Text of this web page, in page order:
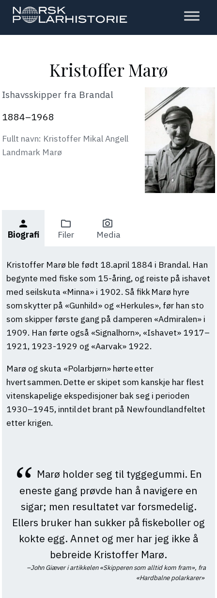
Hopp
hovedinnholdet
Polarhistorie
Kristoffer Marø
Ishavsskipper fra Brandal
1884–1968
Fullt navn: Kristoffer Mikal Angell
Landmark Marø
person
Biografi
folder
Filer
photo_camera
Media
Kristoffer Marø ble født 18.april 1884 i Brandal. Han
begynte med fiske som 15-åring, og reiste på ishavet
med seilskuta «Minna» i 1902. Så fikk Marø hyre
som skytter på «Gunhild» og «Herkules», før han sto
som skipper første gang på damperen «Admiralen» i
1909. Han førte også «Signalhorn», «Ishavet» 1917–
1921, 1923-1929 og «Aarvak» 1922.
Marø og skuta «Polarbjørn» hørte etter
hvert sammen. Dette er skipet som kanskje har flest
vitenskapelige ekspedisjoner bak seg i perioden
1930–1945, inntil det brant på Newfoundlandfeltet
etter krigen.
Marø holder seg til tyggegummi. En
eneste gang prøvde han å navigere en
sigar; men resultatet var forsmedelig.
Ellers bruker han sukker på fiskeboller og
kokte egg. Annet og mer har jeg ikke å
bebreide Kristoffer Marø.
John Giæver i artikkelen «Skipperen som alltid kom fram», fra
«Hardbalne polarkarer»